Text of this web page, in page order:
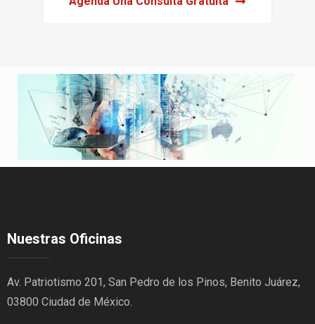
Nuestras Oficinas
Av. Patriotismo 201, San Pedro de los Pinos, Benito Juárez,
03800 Ciudad de México.